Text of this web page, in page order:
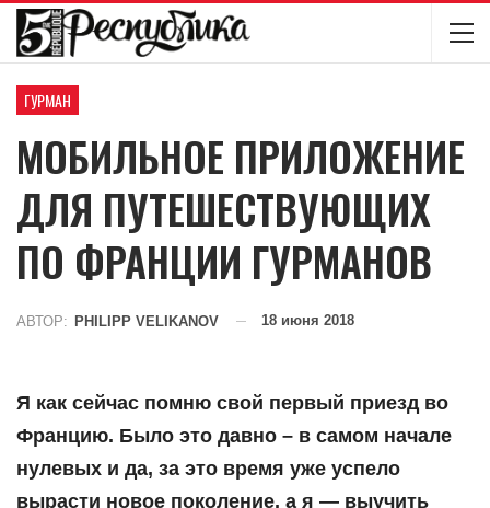
ГУРМАН
МОБИЛЬНОЕ ПРИЛОЖЕНИЕ
ДЛЯ ПУТЕШЕСТВУЮЩИХ
ПО ФРАНЦИИ ГУРМАНОВ
АВТОР: PHILIPP VELIKANOV 18 июня 2018
Я как сейчас помню свой первый приезд во
Францию. Было это давно – в самом начале
нулевых и да, за это время уже успело
вырасти новое поколение, а я — выучить